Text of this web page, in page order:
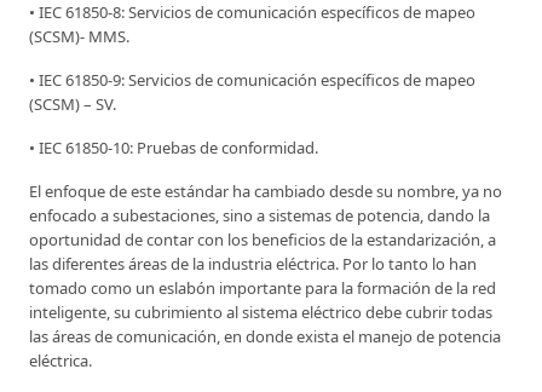
• IEC 61850-8: Servicios de comunicación específicos de mapeo
(SCSM)- MMS.
• IEC 61850-9: Servicios de comunicación específicos de mapeo
(SCSM) – SV.
• IEC 61850-10: Pruebas de conformidad.
El enfoque de este estándar ha cambiado desde su nombre, ya no
enfocado a subestaciones, sino a sistemas de potencia, dando la
oportunidad de contar con los beneficios de la estandarización, a
las diferentes áreas de la industria eléctrica. Por lo tanto lo han
tomado como un eslabón importante para la formación de la red
inteligente, su cubrimiento al sistema eléctrico debe cubrir todas
las áreas de comunicación, en donde exista el manejo de potencia
eléctrica.